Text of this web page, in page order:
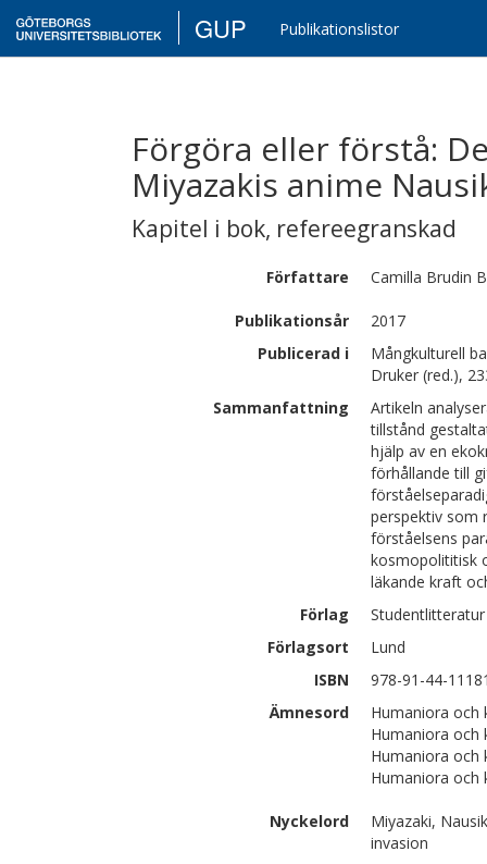
GUP Publikationslistor
Förgöra eller förstå:
Miyazakis anime
Kapitel i bok, refereegranskad
Författare Camilla Brudin
Publikationsår
2017
Publicerad i
Mångkulturell
Druker (red.),
Sammanfattning
Artikeln
tillstånd
hjälp av en
förhållande till
perspektiv som
förståelsens
kosmopolititisk
läkande kraft
Förlag
Studentlitteratur
Förlagsort
Lund
ISBN
978-91-44-
Ämnesord
Humaniora
Humaniora
Humaniora
Humaniora
Nyckelord
Miyazaki,
invasion